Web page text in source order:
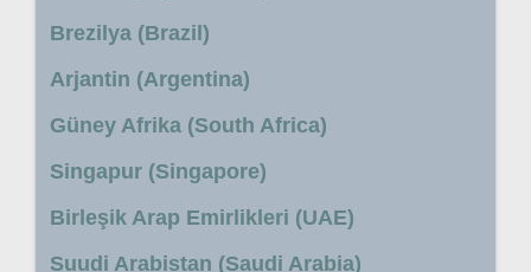
Brezilya (Brazil)
Arjantin (Argentina)
Güney Afrika (South Africa)
Singapur (Singapore)
Birleşik Arap Emirlikleri (UAE)
Suudi Arabistan (Saudi Arabia)